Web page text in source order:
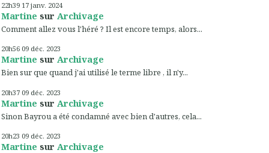
22h39 17 janv. 2024
Martine sur Archivage
Comment allez vous l'héré ? Il est encore temps, alors...
20h56 09 déc. 2023
Martine sur Archivage
Bien sur que quand j'ai utilisé le terme libre , il n'y...
20h37 09 déc. 2023
Martine sur Archivage
Sinon Bayrou a été condamné avec bien d'autres, cela...
20h23 09 déc. 2023
Martine sur Archivage